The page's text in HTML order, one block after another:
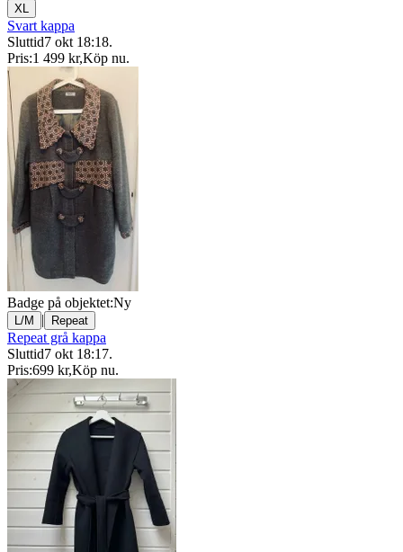
XL
Svart kappa
Sluttid7 okt 18:18.
Pris:1 499 kr,Köp nu.
Badge på objektet:Ny
L/M | Repeat
Repeat grå kappa
Sluttid7 okt 18:17.
Pris:699 kr,Köp nu.